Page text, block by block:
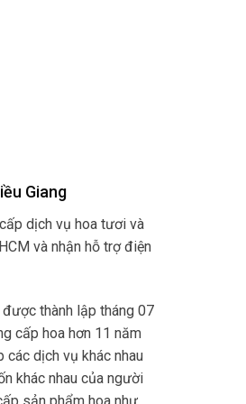
Giang
dịch vụ hoa tươi và
và nhận hỗ trợ điện
thành lập tháng 07
cấp hoa hơn 11 năm
các dịch vụ khác nhau
khác nhau của người